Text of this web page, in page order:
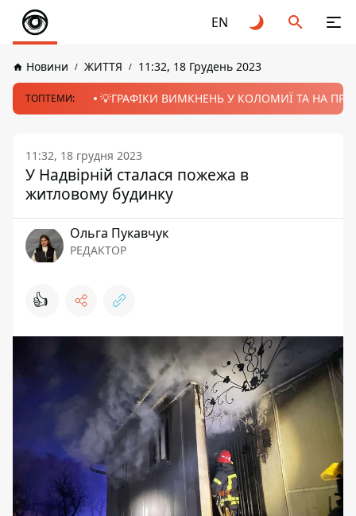
EN
Новини ЖИТТЯ 11:32, 18 Грудень 2023
ТОПТЕМИ: 💡ГРАФІКИ ВИМКНЕНЬ У КОЛОМИЇ ТА НА
11:32, 18 грудня 2023
У Надвірній сталася пожежа в
житловому будинку
Ольга Пукавчук
РЕДАКТОР
👍